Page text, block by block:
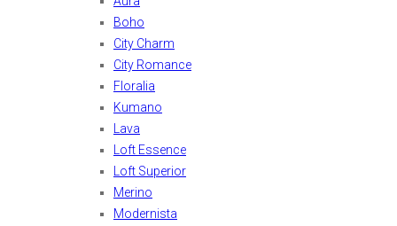
Boho
City Charm
City Romance
Floralia
Kumano
Lava
Loft Essence
Loft Superior
Merino
Modernista